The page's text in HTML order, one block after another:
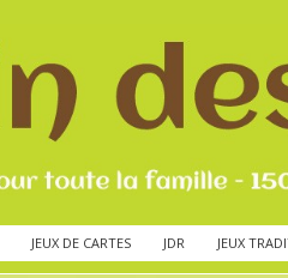
JEUX DE CARTES JDR JEUX